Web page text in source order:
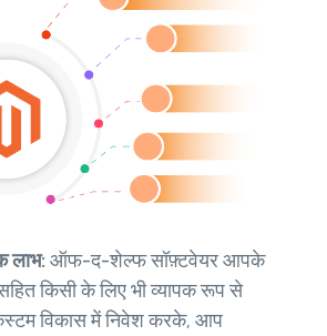
लाभ: ऑफ-द-शेल्फ सॉफ़्टवेयर आपके
सहित किसी के लिए भी व्यापक रूप से
विकास में निवेश करके, आप